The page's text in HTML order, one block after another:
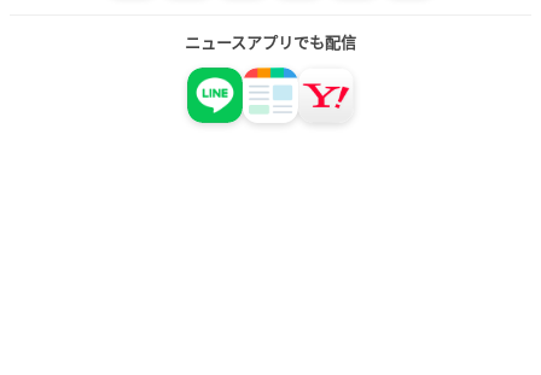
ニュースアプリでも配信